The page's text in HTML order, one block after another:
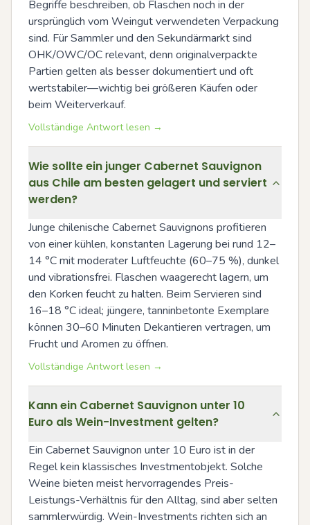
Begriffe beschreiben, ob Flaschen noch in der
ursprünglich vom Weingut verwendeten Verpackung
sind. Für Sammler und den Sekundärmarkt sind
OHK/OWC/OC relevant, denn originalverpackte
Partien gelten als besser dokumentiert und oft
wertstabiler—wichtig bei größeren Käufen oder
beim Weiterverkauf.
Vollständige Antwort lesen →
Wie sollte ein junger Cabernet Sauvignon
aus Chile am besten gelagert und serviert
werden?
Junge chilenische Cabernet Sauvignons profitieren
von einer kühlen, konstanten Lagerung bei rund 12–
14 °C mit moderater Luftfeuchte (60–75 %), dunkel
und vibrationsfrei. Flaschen waagerecht lagern, um
den Korken feucht zu halten. Beim Servieren sind
16–18 °C ideal; jüngere, tanninbetonte Exemplare
können 30–60 Minuten Dekantieren vertragen, um
Frucht und Aromen zu öffnen.
Vollständige Antwort lesen →
Kann ein Cabernet Sauvignon unter 10
Euro als Wein-Investment gelten?
Ein Cabernet Sauvignon unter 10 Euro ist in der
Regel kein klassisches Investmentobjekt. Solche
Weine bieten meist hervorragendes Preis-
Leistungs-Verhältnis für den Alltag, sind aber selten
sammlerwürdig. Wein-Investments richten sich an